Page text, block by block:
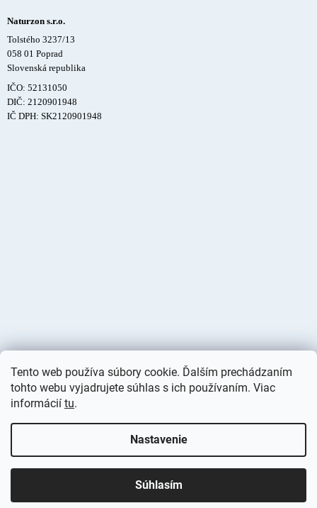
Tento web používa súbory cookie. Ďalším prechádzaním
tohto webu vyjadrujete súhlas s ich používaním. Viac
informácií tu.
Nastavenie
Súhlasím
Naturzon s.r.o.
Tolstého 3237/13
058 01 Poprad
Slovenská republika
IČO: 52131050
DIČ: 2120901948
IČ DPH: SK2120901948